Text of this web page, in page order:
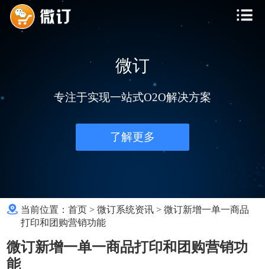
微订
专注于实现一站式O2O解决方案
了解更多
当前位置：首页 >微订系统资讯 >微订新增一单一商品
打印和团购营销功能
微订新增一单一商品打印和团购营销功
能